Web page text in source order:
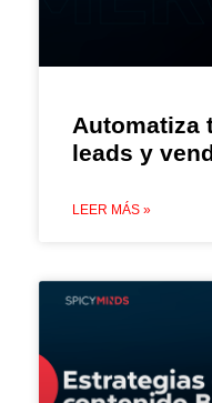
Automatiza
leads y
LEER MÁS »